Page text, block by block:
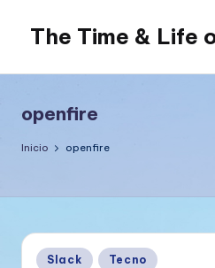
contenido
The Time & Life
Dream...
openfire
Inicio openfire
Publicado
Slack Tecno